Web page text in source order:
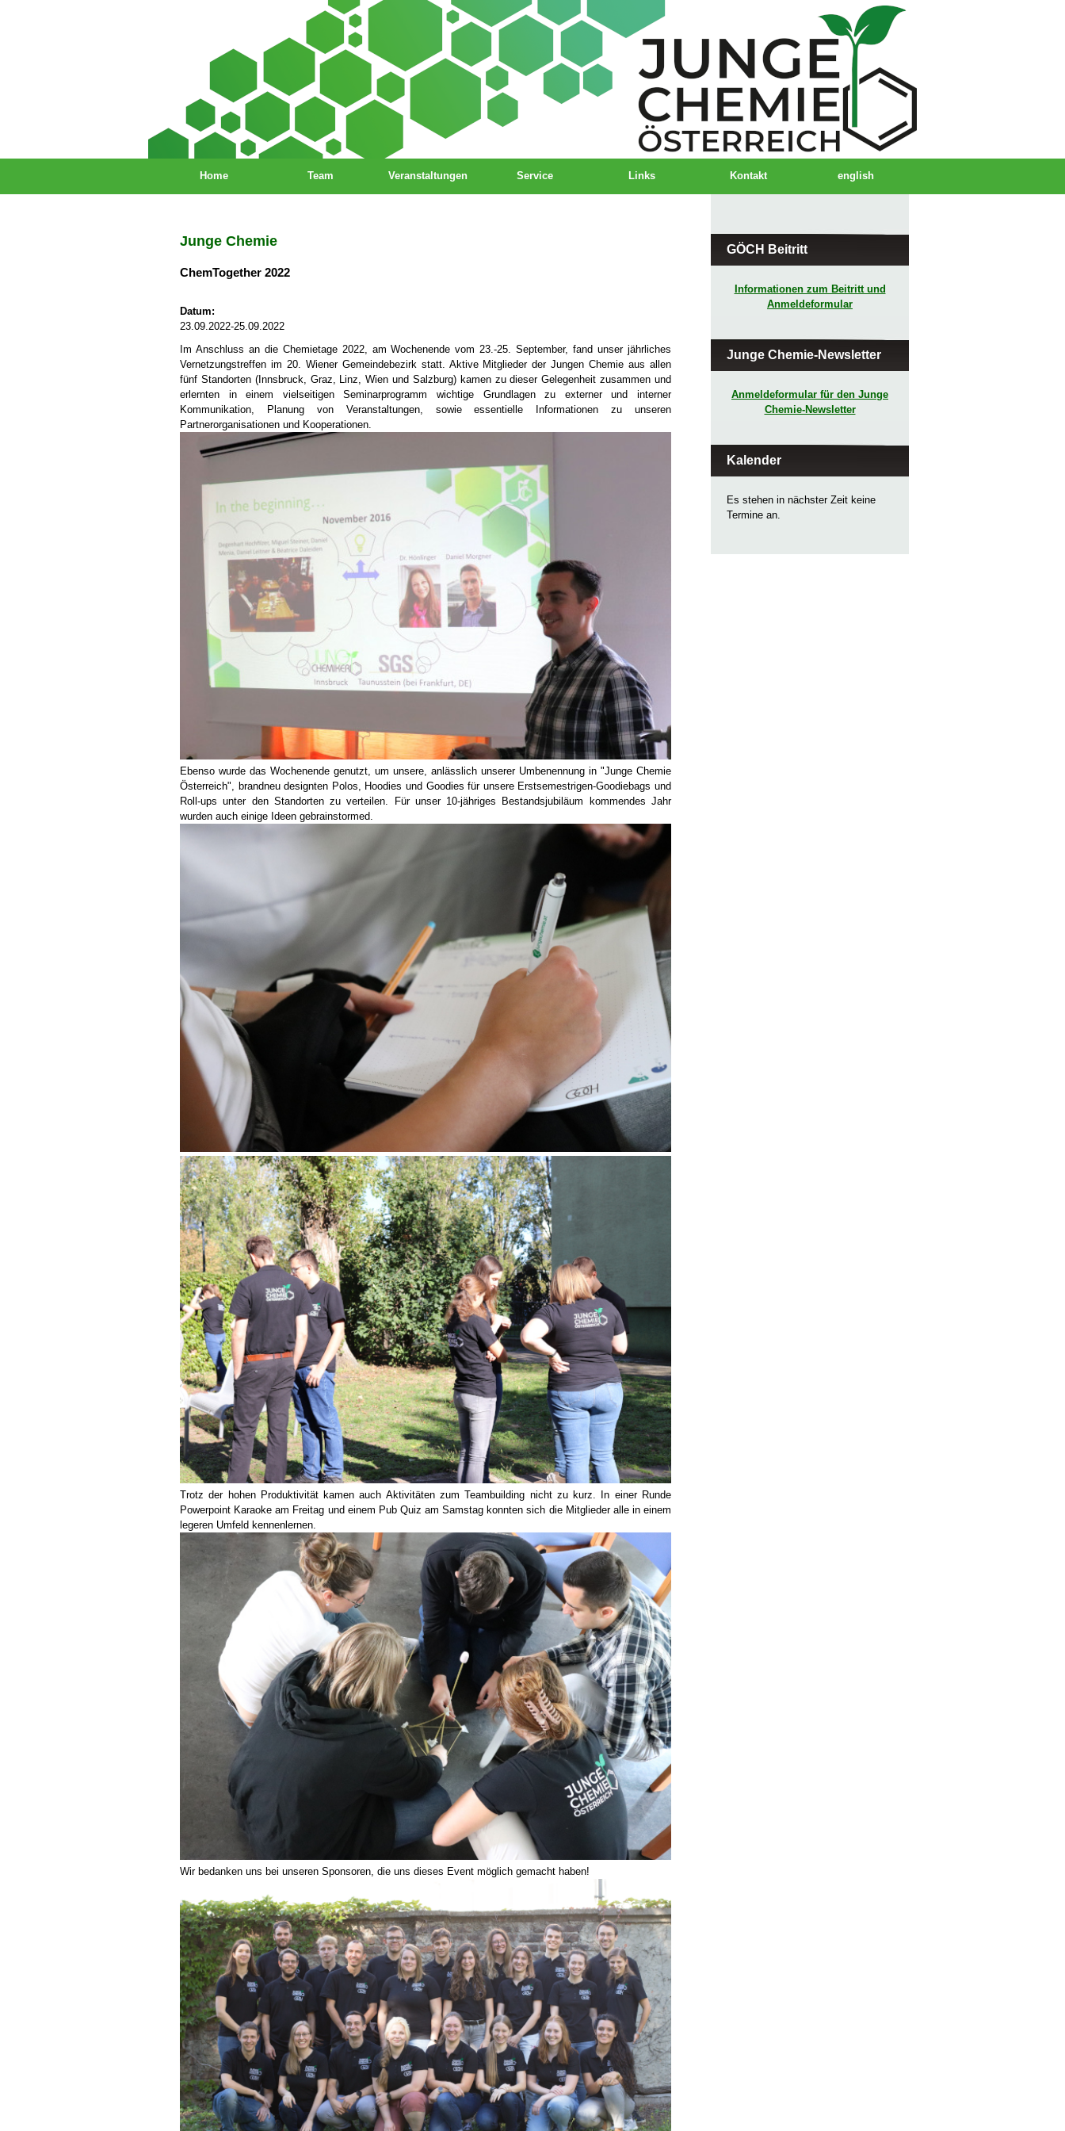
Home Team Veranstaltungen Service Links Kontakt english
Junge Chemie
ChemTogether 2022
Datum:
23.09.2022-25.09.2022
Im Anschluss an die Chemietage 2022, am Wochenende vom 23.-25. September, fand unser jährliches
Vernetzungstreffen im 20. Wiener Gemeindebezirk statt. Aktive Mitglieder der Jungen Chemie aus allen
fünf Standorten (Innsbruck, Graz, Linz, Wien und Salzburg) kamen zu dieser Gelegenheit zusammen und
erlernten in einem vielseitigen Seminarprogramm wichtige Grundlagen zu externer und interner
Kommunikation, Planung von Veranstaltungen, sowie essentielle Informationen zu unseren
Partnerorganisationen und Kooperationen.
Ebenso wurde das Wochenende genutzt, um unsere, anlässlich unserer Umbenennung in "Junge Chemie
Österreich", brandneu designten Polos, Hoodies und Goodies für unsere Erstsemestrigen-Goodiebags und
Roll-ups unter den Standorten zu verteilen. Für unser 10-jähriges Bestandsjubiläum kommendes Jahr
wurden auch einige Ideen gebrainstormed.
Trotz der hohen Produktivität kamen auch Aktivitäten zum Teambuilding nicht zu kurz. In einer Runde
Powerpoint Karaoke am Freitag und einem Pub Quiz am Samstag konnten sich die Mitglieder alle in einem
legeren Umfeld kennenlernen.
Wir bedanken uns bei unseren Sponsoren, die uns dieses Event möglich gemacht haben!
GÖCH Beitritt
Informationen zum Beitritt und
Anmeldeformular
Junge Chemie-Newsletter
Anmeldeformular für den Junge
Chemie-Newsletter
Kalender
Es stehen in nächster Zeit keine
Termine an.